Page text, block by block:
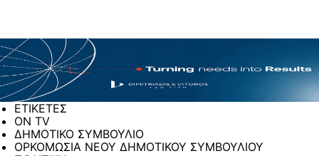
ΕΤΙΚΕΤΕΣ
ON TV
ΔΗΜΟΤΙΚΟ ΣΥΜΒΟΥΛΙΟ
ΟΡΚΟΜΩΣΙΑ ΝΕΟΥ ΔΗΜΟΤΙΚΟΥ ΣΥΜΒΟΥΛΙΟΥ